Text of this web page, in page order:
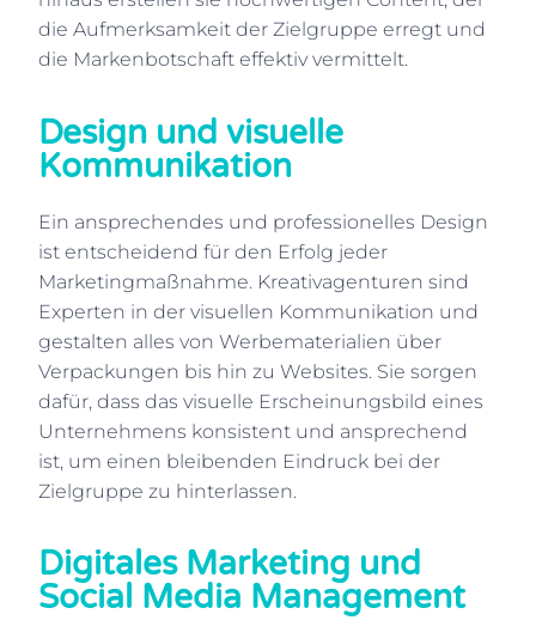
die Aufmerksamkeit der Zielgruppe erregt und
die Markenbotschaft effektiv vermittelt.
Design und visuelle
Kommunikation
Ein ansprechendes und professionelles Design
ist entscheidend für den Erfolg jeder
Marketingmaßnahme. Kreativagenturen sind
Experten in der visuellen Kommunikation und
gestalten alles von Werbematerialien über
Verpackungen bis hin zu Websites. Sie sorgen
dafür, dass das visuelle Erscheinungsbild eines
Unternehmens konsistent und ansprechend
ist, um einen bleibenden Eindruck bei der
Zielgruppe zu hinterlassen.
Digitales Marketing und
Social Media Management